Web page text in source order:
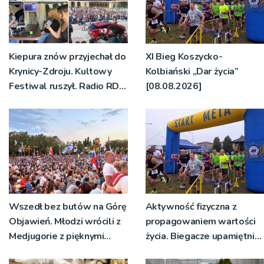
Kiepura znów przyjechał do
Krynicy-Zdroju. Kultowy
Festiwal ruszył. Radio RDN
żywo [ZDJĘCIA]
XI Bieg Koszycko-
Kolbiański „Dar życia”
[08.08.2026]
Wszedł bez butów na Górę
Objawień. Młodzi wrócili z
Medjugorie z pięknymi
Aktywność fizyczna z
propagowaniem wartości
życia. Biegacze upamiętnili